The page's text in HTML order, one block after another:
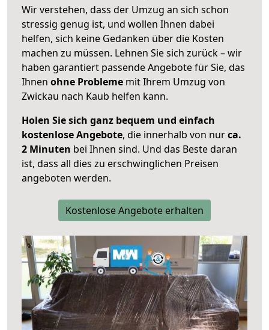
Wir verstehen, dass der Umzug an sich schon
stressig genug ist, und wollen Ihnen dabei
helfen, sich keine Gedanken über die Kosten
machen zu müssen. Lehnen Sie sich zurück – wir
haben garantiert passende Angebote für Sie, das
Ihnen ohne Probleme mit Ihrem Umzug von
Zwickau nach Kaub helfen kann.
Holen Sie sich ganz bequem und einfach
kostenlose Angebote, die innerhalb von nurca.
2 Minuten bei Ihnen sind. Und das Beste daran
ist, dass all dies zu erschwinglichen Preisen
angeboten werden.
Kostenlose Angebote erhalten